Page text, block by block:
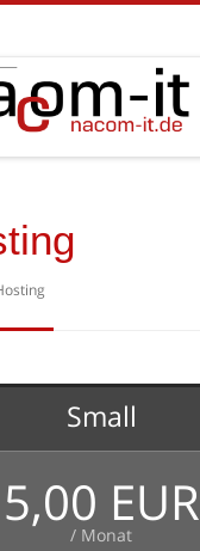
Small
5,00 EUR
/ Monat